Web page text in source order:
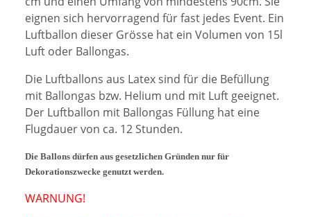
eignen sich hervorragend fürfast jedes Event. Ein
Luftballon dieser Grösse hat ein Volumen von 15l
Luft oder Ballongas.
Die Luftballons aus Latex sind für die Befüllung
mit Ballongas bzw. Helium und mit Luft geeignet.
Der Luftballon mit Ballongas Füllung hat eine
Flugdauer von ca. 12 Stunden.
Die Ballons dürfen aus gesetzlichen Gründen nur für
Dekorationszwecke genutzt werden.
WARNUNG!